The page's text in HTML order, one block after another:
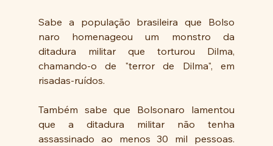
Sabe a população brasileira que Bolso
naro homenageou um monstro da
ditadura militar que torturou Dilma,
chamando-o de "terror de Dilma", em
risadas-ruídos.
Também sabe que Bolsonaro lamentou
que a ditadura militar não tenha
assassinado ao menos 30 mil pessoas.